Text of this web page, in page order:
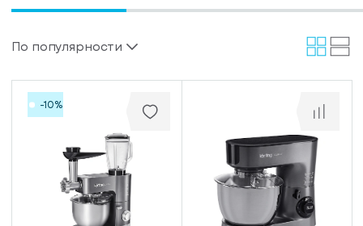
у
аккаунт
информационные
По популярности
-10%